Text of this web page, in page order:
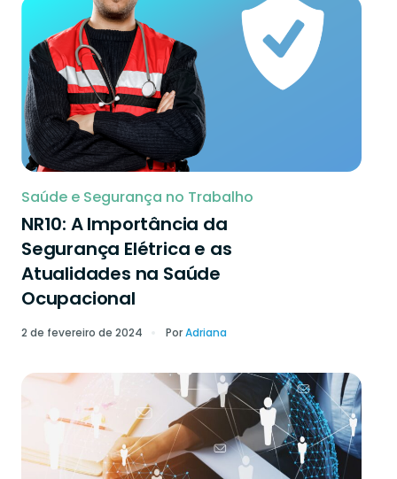
Saúde e Segurança no Trabalho
NR10: A Importância da
Segurança Elétrica e as
Atualidades na Saúde
Ocupacional
2 de fevereiro de 2024 PorAdriana